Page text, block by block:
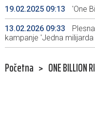
19.02.2025 09:13 'One
13.02.2026 09:33
kampanje 'Jedna
Početna > ONE BILLION